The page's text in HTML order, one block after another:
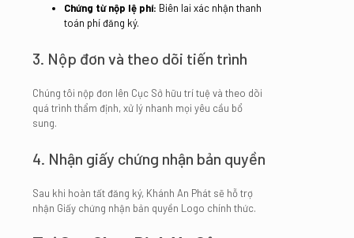
Chứng từ nộp lệ phí: Biên lai xác nhận thanh
toán phí đăng ký.
3. Nộp đơn và theo dõi tiến trình
Chúng tôi nộp đơn lên Cục Sở hữu trí tuệ và theo dõi
quá trình thẩm định, xử lý nhanh mọi yêu cầu bổ
sung.
4. Nhận giấy chứng nhận bản quyền
Sau khi hoàn tất đăng ký, Khánh An Phát sẽ hỗ trợ
nhận Giấy chứng nhận bản quyền Logo chính thức.